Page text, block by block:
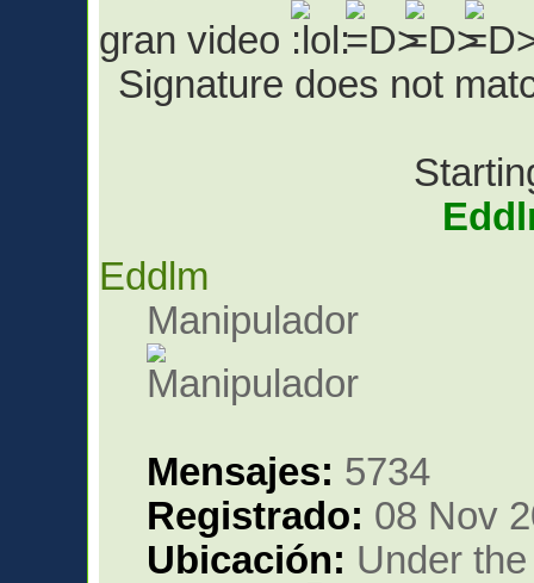
gran video
Signature does not
Eddlm
Manipulador
Mensajes: 5734
Registrado: 08 Nov
Ubicación: Under